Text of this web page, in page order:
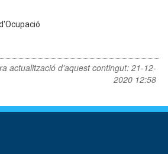
actualització d'aquest contingut: 21-12-
2020 12:58